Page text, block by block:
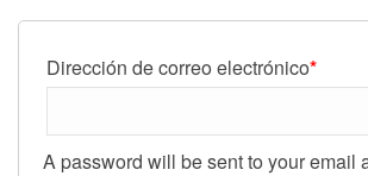
Dirección de correo electrónico*
A password will be sent to your email